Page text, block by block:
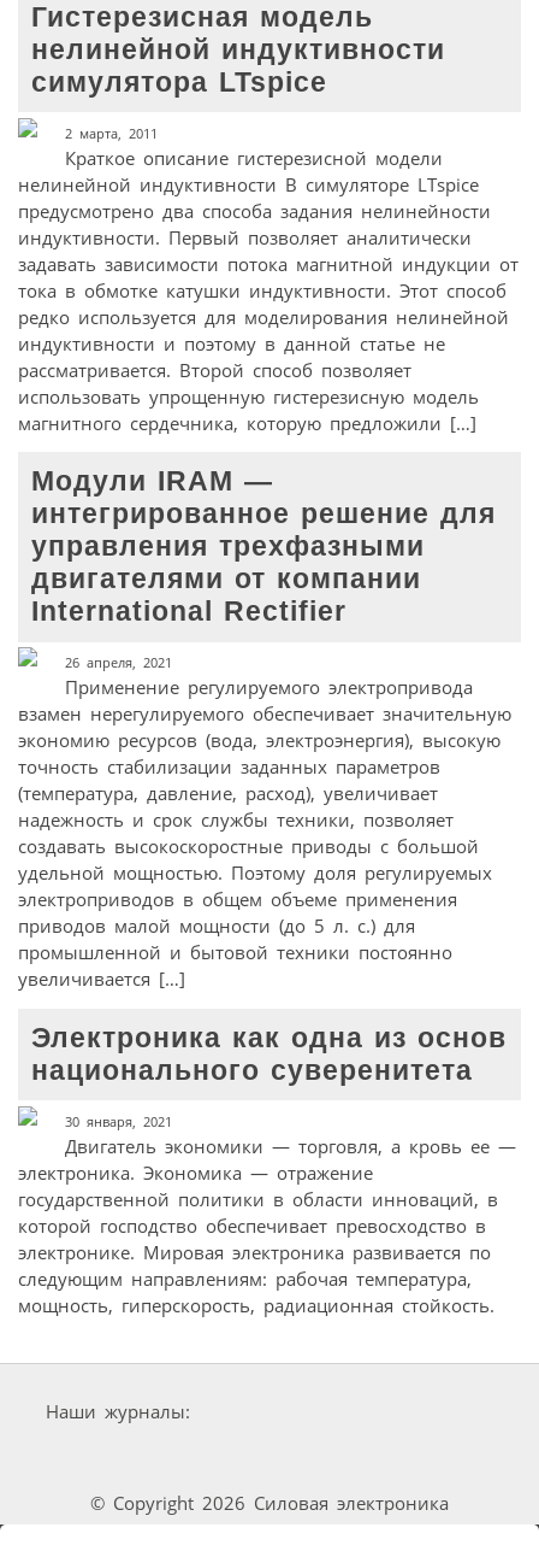
Гистерезисная модель
нелинейной индуктивности
симулятора LTspice
2 марта, 2011
Краткое описание гистерезисной модели
нелинейной индуктивности В симуляторе LTspice
предусмотрено два способа задания нелинейности
индуктивности. Первый позволяет аналитически
задавать зависимости потока магнитной индукции от
тока в обмотке катушки индуктивности. Этот способ
редко используется для моделирования нелинейной
индуктивности и поэтому в данной статье не
рассматривается. Второй способ позволяет
использовать упрощенную гистерезисную модель
магнитного сердечника, которую предложили […]
Модули IRAM —
интегрированное решение для
управления трехфазными
двигателями от компании
International Rectifier
26 апреля, 2021
Применение регулируемого электропривода
взамен нерегулируемого обеспечивает значительную
экономию ресурсов (вода, электроэнергия), высокую
точность стабилизации заданных параметров
(температура, давление, расход), увеличивает
надежность и срок службы техники, позволяет
создавать высокоскоростные приводы с большой
удельной мощностью. Поэтому доля регулируемых
электроприводов в общем объеме применения
приводов малой мощности (до 5 л. с.) для
промышленной и бытовой техники постоянно
увеличивается […]
Электроника как одна из основ
национального суверенитета
30 января, 2021
Двигатель экономики — торговля, а кровь ее —
электроника. Экономика — отражение
государственной политики в области инноваций, в
которой господство обеспечивает превосходство в
электронике. Мировая электроника развивается по
следующим направлениям: рабочая температура,
мощность, гиперскорость, радиационная стойкость.
Наши журналы:
© Copyright 2026 Силовая электроника